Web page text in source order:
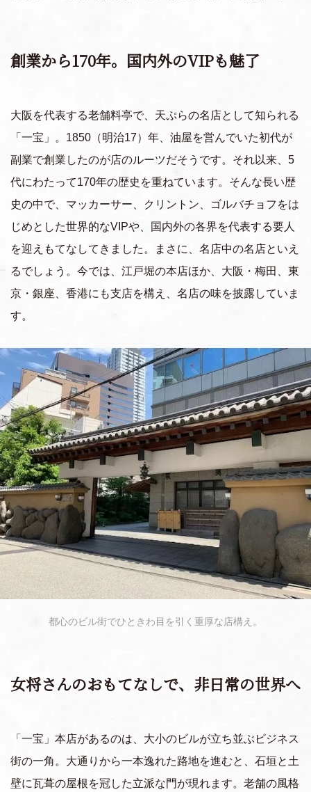
創業から170年。国内外のVIPも魅了
大阪を代表する老舗料亭で、天ぷらの名店として知られる
「一宝」。1850（明治17）年、油屋を営んでいた初代が
副業で創業したのが店のルーツだそうです。それ以来、5
代にわたって170年の歴史を重ねています。そんな長い歴
史の中で、マッカーサー、クリントン、ゴルバチョフをは
じめとした世界的なVIPや、国内外の各界を代表する要人
を迎えもてなしてきました。まさに、名店中の名店といえ
るでしょう。今では、江戸堀の本店ほか、大阪・梅田、東
京・銀座、香港にも支店を構え、名店の味を披露していま
す。
都心のビル街でひときわ目を引く重厚な店構え。
女将さんのおもてなしで、非日常の世界へ
「一宝」本店があるのは、大小のビルが立ち並ぶビジネス
街の一角。大通りから一本逸れた路地を進むと、石垣と土
壁に瓦葺の屋根を冠した立派な門が現れます。老舗の風格